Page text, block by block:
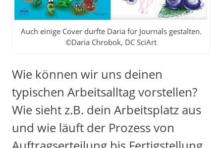
Auch einige Cover durfte Daria für Journals gestalten.
©Daria Chrobok, DC SciArt
Wie können wir uns deinen
typischen Arbeitsalltag vorstellen?
Wie sieht z.B. dein Arbeitsplatz aus
und wie läuft der Prozess von